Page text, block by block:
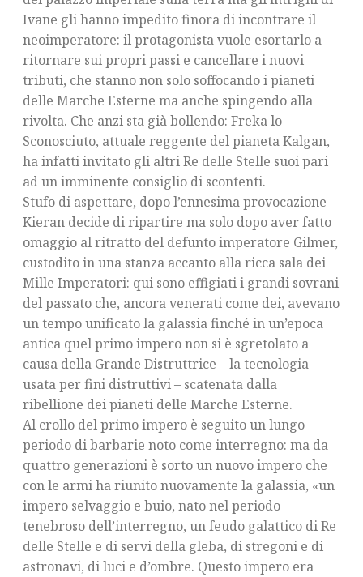
Ivane gli hanno impedito finora di incontrare il
neoimperatore: il protagonista vuole esortarlo a
ritornare sui propri passi e cancellare i nuovi
tributi, che stanno non solo soffocando i pianeti
delle Marche Esterne ma anche spingendo alla
rivolta. Che anzi sta già bollendo: Freka lo
Sconosciuto, attuale reggente del pianeta Kalgan,
ha infatti invitato gli altri Re delle Stelle suoi pari
ad un imminente consiglio di scontenti.
Stufo di aspettare, dopo l’ennesima provocazione
Kieran decide di ripartire ma solo dopo aver fatto
omaggio al ritratto del defunto imperatore Gilmer,
custodito in una stanza accanto alla ricca sala dei
Mille Imperatori: qui sono effigiati i grandi sovrani
del passato che, ancora venerati come dei, avevano
un tempo unificato la galassia finché in un’epoca
antica quel primo impero non si è sgretolato a
causa della Grande Distruttrice – la tecnologia
usata per fini distruttivi – scatenata dalla
ribellione dei pianeti delle Marche Esterne.
Al crollo del primo impero è seguito un lungo
periodo di barbarie noto come interregno: ma da
quattro generazioni è sorto un nuovo impero che
con le armi ha riunito nuovamente la galassia, «un
impero selvaggio e buio, nato nel periodo
tenebroso dell’interregno, un feudo galattico di Re
delle Stelle e di servi della gleba, di stregoni e di
astronavi, di luci e d’ombre. Questo impero era